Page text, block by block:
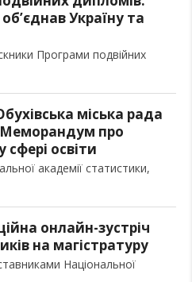
Україну та
Програми подвійних
міська рада
про
сфері освіти
академії статистики,
онлайн-зустріч
на магістратуру
Національної